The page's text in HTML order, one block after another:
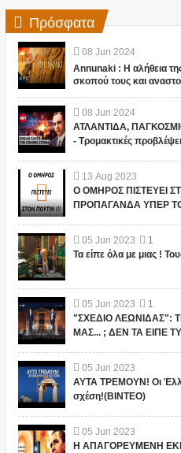
Πρόσφατα
08 Jun 2024
Annunaki : Η αλήθεια
σκοπού τους και
08 Jun 2024
ΑΤΛΑΝΤΙΔΑ,
- Τρομακτικές
13 Aug 2023
Ο ΟΜΗΡΟΣ ΠΙΣΤΕΥΕΙ
ΠΡΟΠΑΓΑΝΔΑ ΥΠΕΡ
05 Jun 2023
1
Τα είπε όλα με μιας !
05 Jun 2023
1
"ΣΧΕΔΙΟ ΛΕΩΝΙΔΑΣ":
ΜΑΣ... ; ΔΕΝ ΤΑ ΕΙΠΕ
05 Jun 2023
ΑΥΤΑ ΤΡΕΜΟΥΝ! Οι
σχέση!(ΒΙΝΤΕΟ)
05 Jun 2023
Η ΑΠΑΓΟΡΕΥΜΕΝΗ